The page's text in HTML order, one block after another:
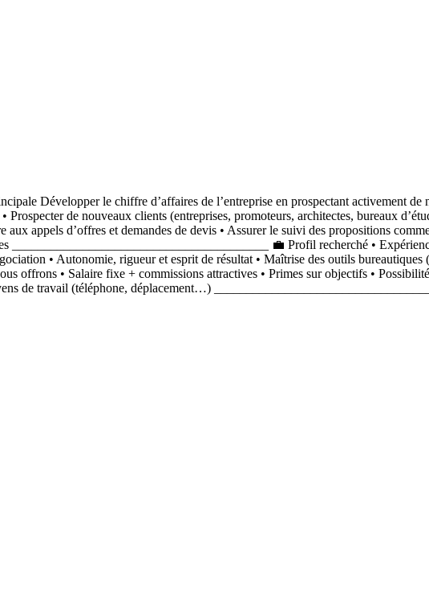
Développer le chiffre d’affaires de l’entreprise en prospectant activement
de nouveaux clients (entreprises, promoteurs, architectes, bureaux
aux appels d’offres et demandes de devis • Assurer le suivi des propositions
________________________________________ 💼 Profil recherché •
• Autonomie, rigueur et esprit de résultat • Maîtrise des outils
offrons • Salaire fixe + commissions attractives • Primes sur objectifs •
de travail (téléphone, déplacement…)